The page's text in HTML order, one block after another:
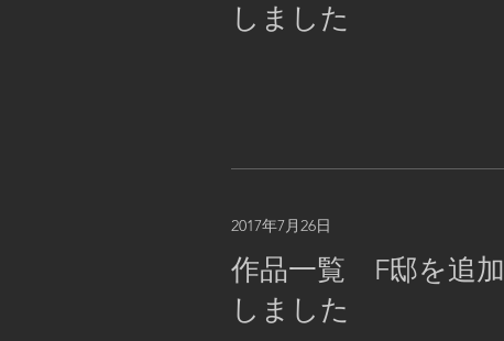
しました
2017年7月26日
作品一覧 F邸を追加
しました